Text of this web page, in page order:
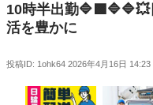
10時半出勤
活を豊かに
投稿ID: 1ohk64 2026年4月16日 14:23